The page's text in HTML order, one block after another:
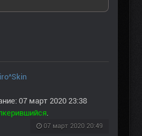
07 март 2020 23:38
.
07 март 2020 20:49